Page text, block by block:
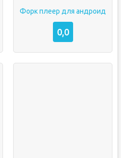
Форк плеер для андроид
0,0